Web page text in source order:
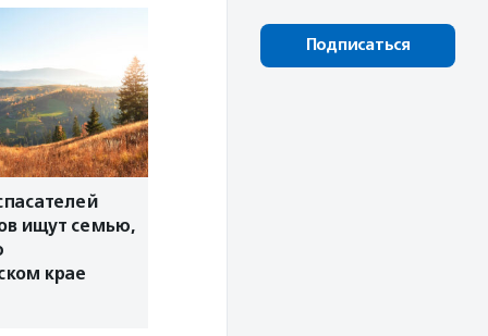
ищут семью,
крае
Подписаться